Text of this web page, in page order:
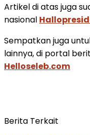
Artikel di atas juga
nasional
Sempatkan juga
lainnya, di portal
Helloseleb.com
Berita Terkait